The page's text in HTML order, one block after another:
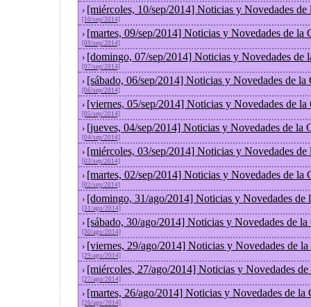
› [miércoles, 10/sep/2014] Noticias y Novedades de
[10/sep/2014]
› [martes, 09/sep/2014] Noticias y Novedades de la
[09/sep/2014]
› [domingo, 07/sep/2014] Noticias y Novedades de
[07/sep/2014]
› [sábado, 06/sep/2014] Noticias y Novedades de la
[06/sep/2014]
› [viernes, 05/sep/2014] Noticias y Novedades de la
[05/sep/2014]
› [jueves, 04/sep/2014] Noticias y Novedades de la
[04/sep/2014]
› [miércoles, 03/sep/2014] Noticias y Novedades de
[03/sep/2014]
› [martes, 02/sep/2014] Noticias y Novedades de la
[02/sep/2014]
› [domingo, 31/ago/2014] Noticias y Novedades de
[31/ago/2014]
› [sábado, 30/ago/2014] Noticias y Novedades de
[30/ago/2014]
› [viernes, 29/ago/2014] Noticias y Novedades de
[29/ago/2014]
› [miércoles, 27/ago/2014] Noticias y Novedades
[27/ago/2014]
› [martes, 26/ago/2014] Noticias y Novedades de la
[26/ago/2014]